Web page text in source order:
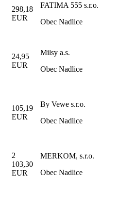
298,18
EUR
FATIMA 555 s.r.o.
Obec Nadlice
24,95
EUR
Milsy a.s.
Obec Nadlice
105,19
EUR
By Vewe s.r.o.
Obec Nadlice
2
103,30
EUR
MERKOM, s.r.o.
Obec Nadlice